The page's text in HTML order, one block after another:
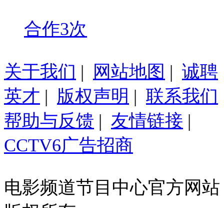
合作3次
关于我们 | 网站地图 | 诚聘
英才 | 版权声明 | 联系我们
帮助与反馈 | 友情链接 |
CCTV6广告招商
电影频道节目中心官方网站